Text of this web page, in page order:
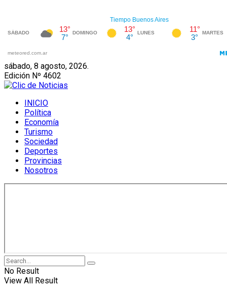
sábado, 8 agosto, 2026.
Edición Nº 4602
INICIO
Política
Economía
Turismo
Sociedad
Deportes
Provincias
Nosotros
No Result
View All Result